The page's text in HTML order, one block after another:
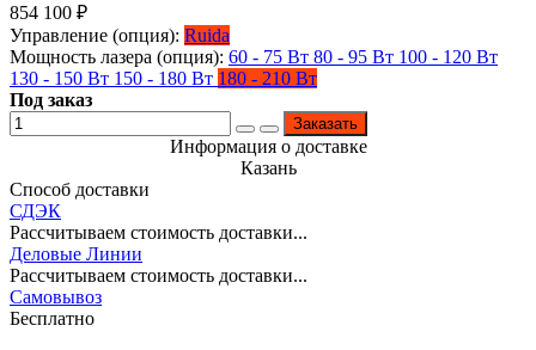
854 100 ₽
Управление (опция): Ruida
Мощность лазера (опция): 60 - 75 Вт 80 - 95 Вт 100 - 120 Вт
130 - 150 Вт 150 - 180 Вт 180 - 210 Вт
Под заказ
Заказать
Информация о доставке
Казань
Способ доставки
СДЭК
Рассчитываем стоимость доставки...
Деловые Линии
Рассчитываем стоимость доставки...
Самовывоз
Бесплатно